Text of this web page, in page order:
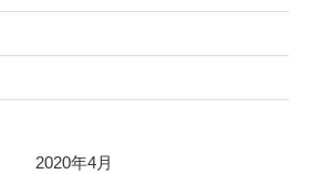
2020年4月